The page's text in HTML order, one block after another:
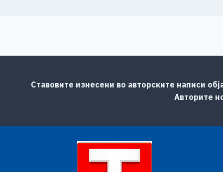
Ставовите изнесени во авторските написи
Авторите